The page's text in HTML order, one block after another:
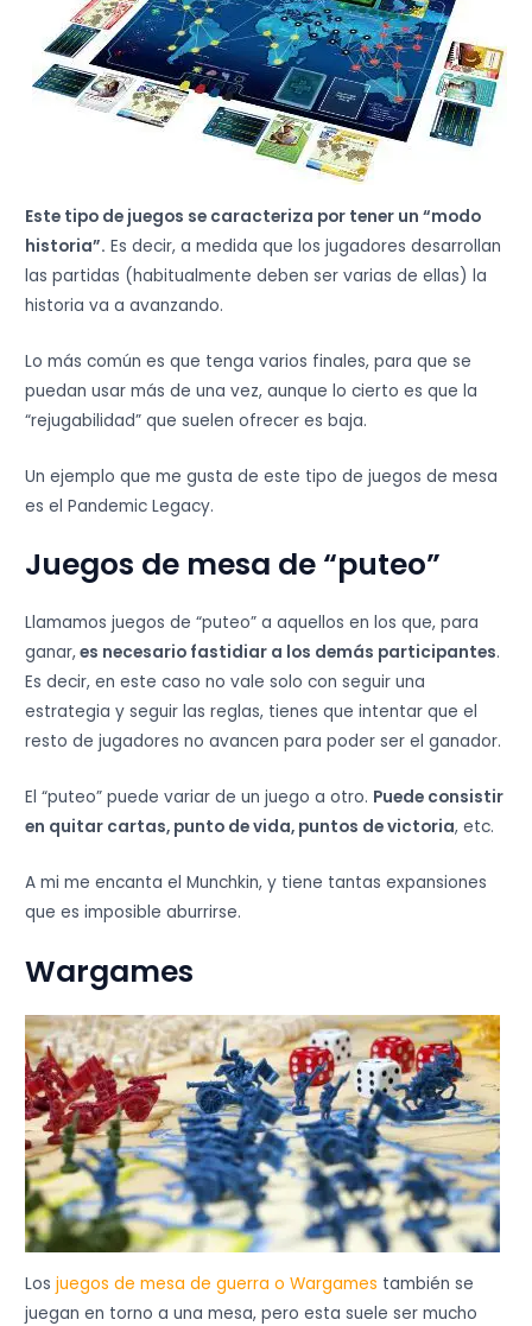
Este tipo de juegos se caracteriza por tener un “modo
historia”. Es decir, a medida que los jugadores desarrollan
las partidas (habitualmente deben ser varias de ellas) la
historia va a avanzando.
Lo más común es que tenga varios finales, para que se
puedan usar más de una vez, aunque lo cierto es que la
“rejugabilidad” que suelen ofrecer es baja.
Un ejemplo que me gusta de este tipo de juegos de mesa
es el Pandemic Legacy.
Juegos de mesa de “puteo”
Llamamos juegos de “puteo” a aquellos en los que, para
ganar,es necesario fastidiar a los demás participantes.
Es decir, en este caso no vale solo con seguir una
estrategia y seguir las reglas, tienes que intentar que el
resto de jugadores no avancen para poder ser el ganador.
El “puteo” puede variar de un juego a otro. Puede consistir
en quitar cartas, punto de vida, puntos de victoria, etc.
A mi me encanta el Munchkin, y tiene tantas expansiones
que es imposible aburrirse.
Wargames
Losjuegos de mesa de guerra o Wargames también se
juegan en torno a una mesa, pero esta suele ser mucho